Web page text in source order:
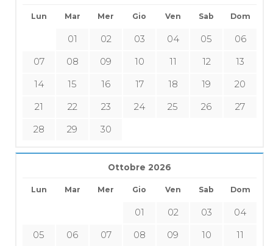
Lun Mar Mer Gio Ven Sab Dom
01 02 03 04 05
06
07
08 09 10 11 12
13
14
15 16 17 18 19
20
21
22 23 24 25 26
27
28
29 30
Ottobre 2026
Lun Mar Mer Gio Ven Sab Dom
01 02 03
04
05
06 07 08 09 10
11